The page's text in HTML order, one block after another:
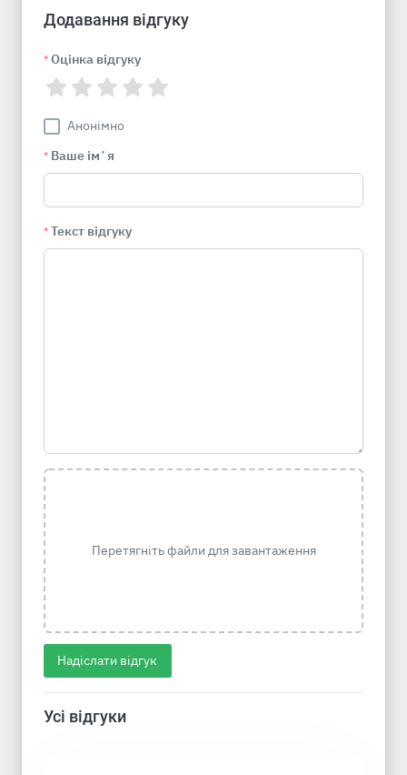
Додавання відгуку
* Оцінка відгуку
Анонімно
* Ваше імʼя
* Текст відгуку
Перетягніть файли для завантаження
Надіслати відгук
Усі відгуки